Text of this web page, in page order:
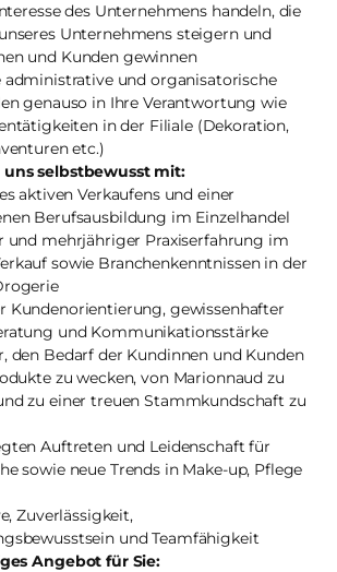
des Unternehmens handeln, die
Unternehmens steigern und
und Kunden gewinnen
administrative und organisatorische
genauso in Ihre Verantwortung wie
in der Filiale (Dekoration,
etc.)
selbstbewusst mit:
aktiven Verkaufens und einer
Berufsausbildung im Einzelhandel
und mehrjähriger Praxiserfahrung im
sowie Branchenkenntnissen in der
Kundenorientierung, gewissenhafter
und Kommunikationsstärke
den Bedarf der Kundinnen und Kunden
zu wecken, von Marionnaud zu
zu einer treuen Stammkundschaft zu
Auftreten und Leidenschaft für
sowie neue Trends in Make-up, Pflege
Zuverlässigkeit,
und Teamfähigkeit
Angebot für Sie: